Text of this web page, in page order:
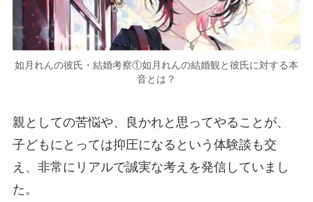
如月れんの彼氏・結婚考察①如月れんの結婚観と彼氏に対する本
音とは？
親としての苦悩や、良かれと思ってやることが、
子どもにとっては抑圧になるという体験談も交
え、非常に リアルで誠実な考え を発信していまし
た。